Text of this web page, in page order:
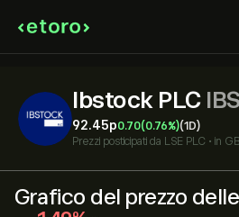
Ibstock PLC
92.45‎p‎0.70(0.76%)(1D)
Prezzi posticipati da LSE PLC • in
Grafico del prezzo